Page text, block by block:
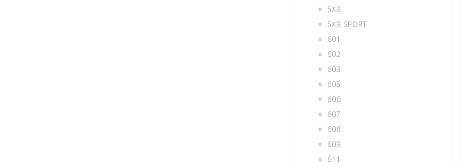
5X9
5X9 SPORT
601
602
603
605
606
607
608
609
611